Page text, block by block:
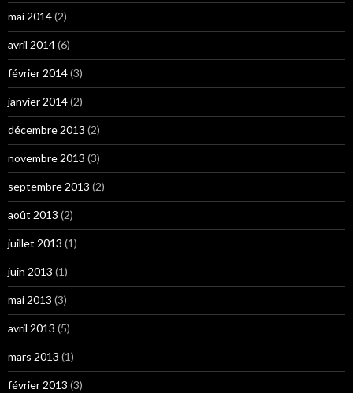
mai 2014(2)
avril 2014(6)
février 2014(3)
janvier 2014(2)
décembre 2013 (2)
novembre 2013 (3)
septembre 2013 (2)
août 2013 (2)
juillet 2013 (1)
juin 2013 (1)
mai 2013 (3)
avril 2013 (5)
mars 2013 (1)
février 2013 (3)